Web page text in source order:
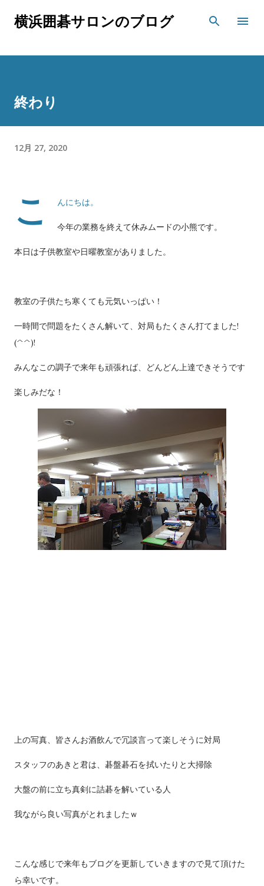
スキップしてメイン コンテンツに移動
横浜囲碁サロンのブログ
終わり
12月 27, 2020
こ んにちは。
今年の業務を終えて休みムードの小熊です。
本日は子供教室や日曜教室がありました。
教室の子供たち寒くても元気いっぱい！
一時間で問題をたくさん解いて、対局もたくさん打てました!
(^^)!
みんなこの調子で来年も頑張れば、どんどん上達できそうです
楽しみだな！
上の写真、皆さんお酒飲んで冗談言って楽しそうに対局
スタッフのあきと君は、碁盤碁石を拭いたりと大掃除
大盤の前に立ち真剣に詰碁を解いている人
我ながら良い写真がとれましたｗ
こんな感じで来年もブログを更新していきますので見て頂けた
ら幸いです。